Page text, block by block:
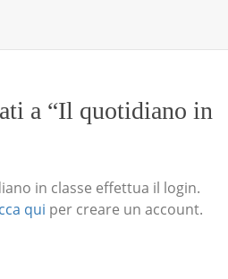
a “Il quotidiano in
in classe effettua il login.
qui per creare un account.